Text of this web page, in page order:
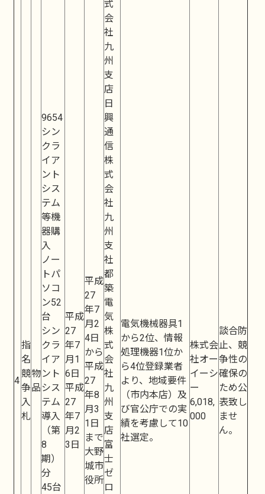
4
指
名
競
争
入
札
物
品
9654
シン
クラ
イア
ント
シス
テム
等機
器購
入
ノー
トパ
ソコ
ン52
台
シン
クラ
イア
ント
シス
テム
導入
（第
8
期）
分
45台
平成
27
年7
月1
6日
平成
27
年7
月2
3日
平成
27
年7
月2
4日
から
平成
27
年8
月3
1日
まで
大野
城市
役所
式
会
社
九
州
支
店
日
興
通
信
株
式
会
社
九
州
支
社
都
築
電
気
株
式
会
社
九
州
支
店
富
士
ゼ
ロ
電気機械器具1
から2位、情報
処理機器1位か
ら4位登録業者
より、地域要件
（市内本店）及
び官公庁での実
績を考慮して10
社選定。
株式会
社オー
イーシ
ー
6,018,
000
談合防
止、競
争性の
確保の
ため公
表致し
ませ
ん。